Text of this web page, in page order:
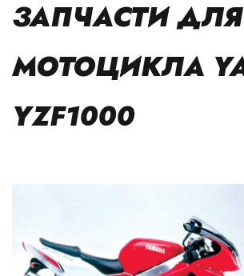
ЗАПЧАСТИ ДЛЯ
МОТОЦИКЛА
YZF1000